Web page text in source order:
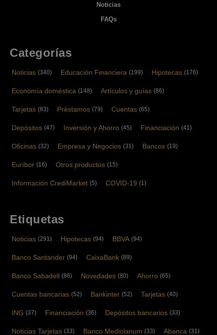
Noticias
FAQs
Categorías
Noticias (340) Educación Financiera (199) Hipotecas (176)
Economía doméstica (148) Artículos y guías (86)
Tarjetas (83) Préstamos (79) Cuentas (65)
Depósitos (47) Inversión y Ahorro (45) Financiación (41)
Oficinas (32) Empresa y Negocios (31) Bancos (19)
Euríbor (16) Otros productos (15)
Información CrediMarket (5) COVID-19 (1)
Etiquetas
Noticias (291) Hipotecas (94) BBVA (94)
Banco Santander (94) CaixaBank (89)
Banco Sabadell (86) Novedades (80) Ahorro (65)
Cuentas bancarias (52) Bankinter (52) Tarjetas (40)
ING (37) Financiación (36) Depósitos bancarios (33)
Noticias Tarjetas (33) Banco Mediolanum (33) Abanca (31)